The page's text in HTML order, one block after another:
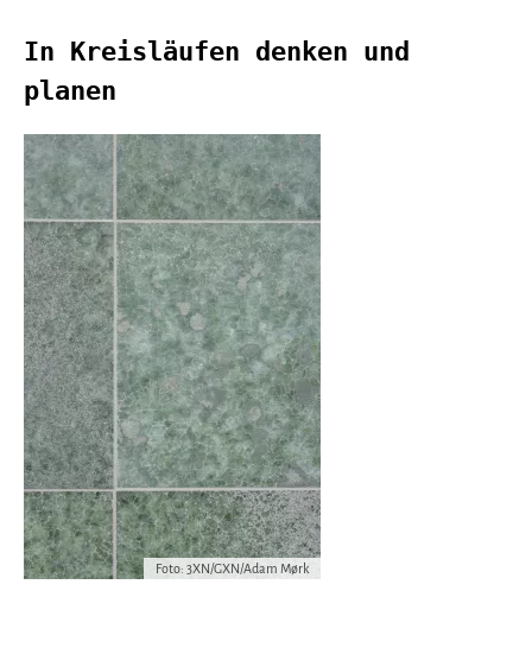
In Kreisläufen denken und
planen
Foto: 3XN/GXN/Adam Mørk